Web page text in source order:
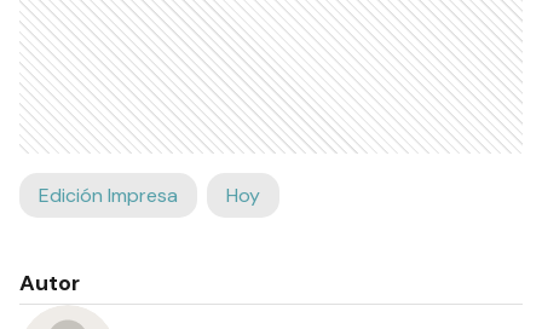
Edición Impresa Hoy
Autor